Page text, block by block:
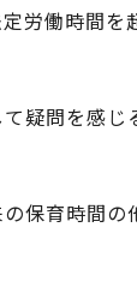
労働時間を
疑問を感じ
保育時間の